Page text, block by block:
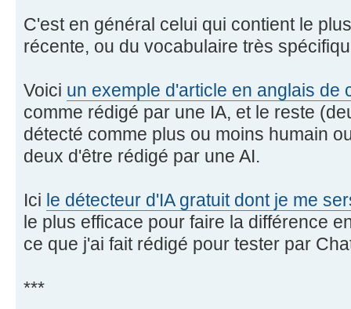
C'est en général celui qui contient le
récente, ou du vocabulaire très
Voici un exemple d'article en anglais de
comme rédigé par une IA, et le reste
détecté comme plus ou moins humain
deux d'être rédigé par une AI.
Ici le détecteur d'IA gratuit dont je me
le plus efficace pour faire la différence
ce que j'ai fait rédigé pour tester par
***